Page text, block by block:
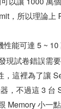
，所以理論上
性能可達 5 ~ 10
現試卷錯誤需
，這裡為了讓
，不過這 3 台
Memory 小一